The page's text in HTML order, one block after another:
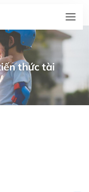
thức tài